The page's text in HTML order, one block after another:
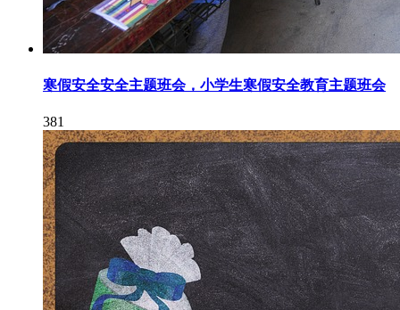
寒假安全安全主题班会，小学生寒假安全教育主题班会
381